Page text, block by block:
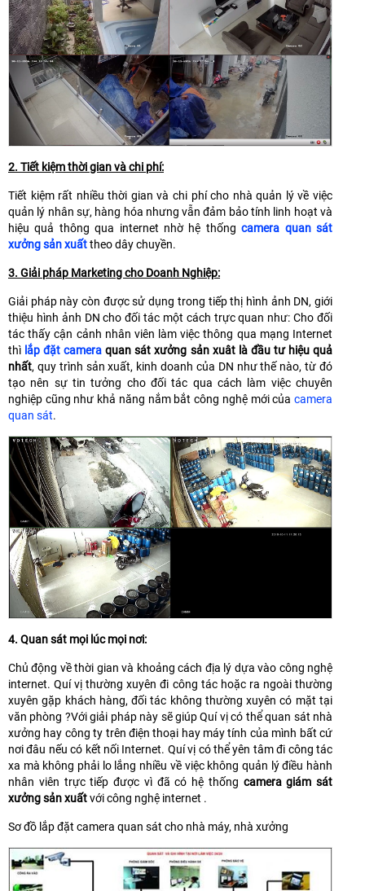
2. Tiết kiệm thời gian và chi phí:
Tiết kiệm rất nhiều thời gian và chi phí cho nhà quản lý về việc
quản lý nhân sự, hàng hóa nhưng vẫn đảm bảo tính linh hoạt và
hiệu quả thông qua internet nhờ hệ thốngcamera quan sát
xưởng sản xuấttheo dây chuyền.
3. Giải pháp Marketing cho Doanh Nghiệp:
Giải pháp này còn được sử dụng trong tiếp thị hình ảnh DN, giới
thiệu hình ảnh DN cho đối tác một cách trực quan như: Cho đối
tác thấy cận cảnh nhân viên làm việc thông qua mạng Internet
thì lắp đặt camera quan sát xưởng sản xuât là đầu tư hiệu quả
nhất, quy trình sản xuất, kinh doanh của DN như thế nào, từ đó
tạo nên sự tin tưởng cho đối tác qua cách làm việc chuyên
nghiệp cũng như khả năng nắm bắt công nghệ mới của camera
quan sát.
4. Quan sát mọi lúc mọi nơi:
Chủ động về thời gian và khoảng cách địa lý dựa vào công nghệ
internet. Quí vị thường xuyên đi công tác hoặc ra ngoài thường
xuyên gặp khách hàng, đối tác không thường xuyên có mặt tại
văn phòng ?Với giải pháp này sẽ giúp Quí vị có thể quan sát nhà
xưởng hay công ty trên điện thoại hay máy tính của mình bất cứ
nơi đâu nếu có kết nối Internet. Quí vị có thể yên tâm đi công tác
xa mà không phải lo lắng nhiều về việc không quản lý điều hành
nhân viên trực tiếp được vì đã có hệ thống camera giám sát
xưởng sản xuấtvới công nghệ internet .
Sơ đồ lắp đặt camera quan sát cho nhà máy, nhà xưởng